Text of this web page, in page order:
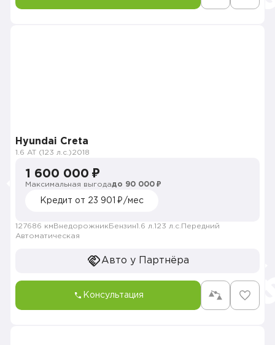
Hyundai Creta
1.6 AT (123 л.с.)2018
1 600 000 ₽
Максимальная выгодадо 90 000 ₽
Кредит от 23 901 ₽/мес
127686 км Внедорожник Бензин1.6 л. 123 л.с. Передний
Автоматическая
Авто у Партнёра
Консультация